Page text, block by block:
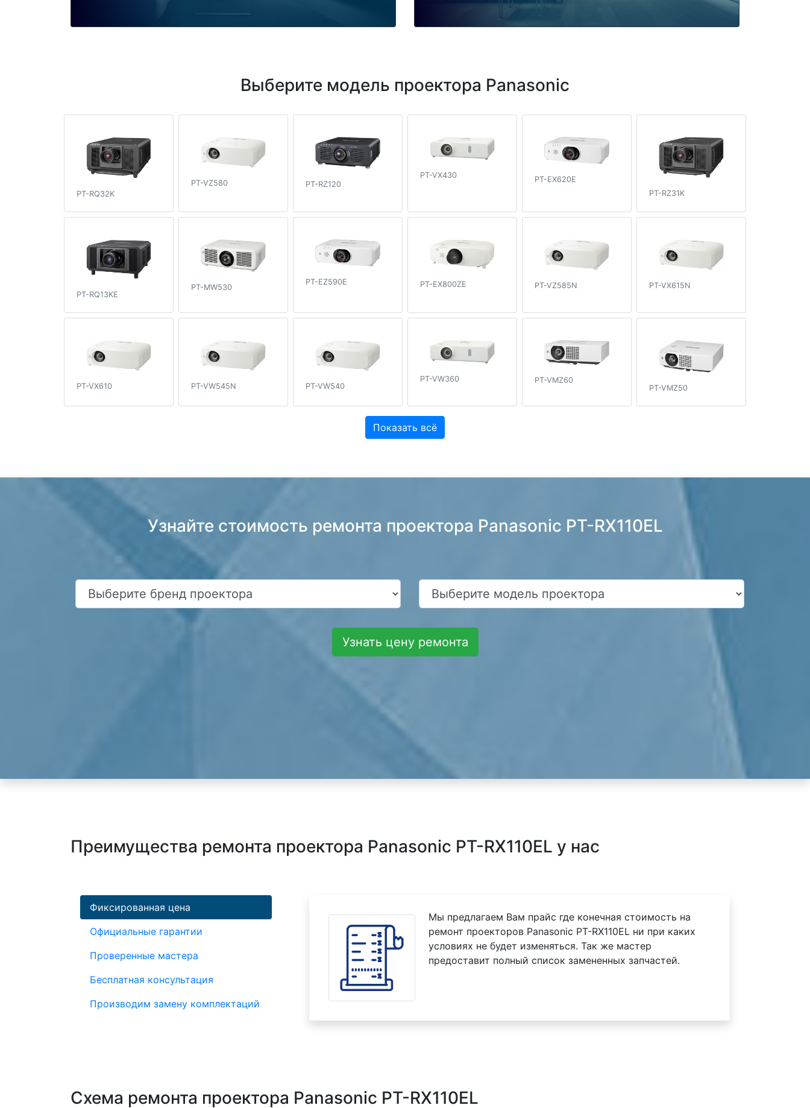
Выберите модель проектора Panasonic
PT-RQ32K
PT-VZ580 PT-RZ120
PT-VX430
PT-EX620E
PT-RZ31K
PT-RQ13KE
PT-MW530
PT-EZ590E PT-EX800ZE PT-VZ585N PT-VX615N
PT-VX610 PT-VW545N PT-VW540
PT-VW360
PT-VMZ60
PT-VMZ50
Показать всё
Узнайте стоимость ремонта проектора Panasonic PT-RX110EL
Узнать цену ремонта
Преимущества ремонта проектора Panasonic PT-RX110EL у нас
Фиксированная цена
Официальные гарантии
Проверенные мастера
Бесплатная консультация
Производим замену комплектаций
Мы предлагаем Вам прайс где конечная стоимость на
ремонт проекторов Panasonic PT-RX110EL ни при каких
условиях не будет изменяться. Так же мастер
предоставит полный список замененных запчастей.
Схема ремонта проектора Panasonic PT-RX110EL